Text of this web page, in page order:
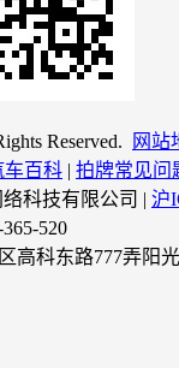
Reserved. 网站
车百科 | 拍牌常见问
科技有限公司 | 沪
520
高科东路777弄阳